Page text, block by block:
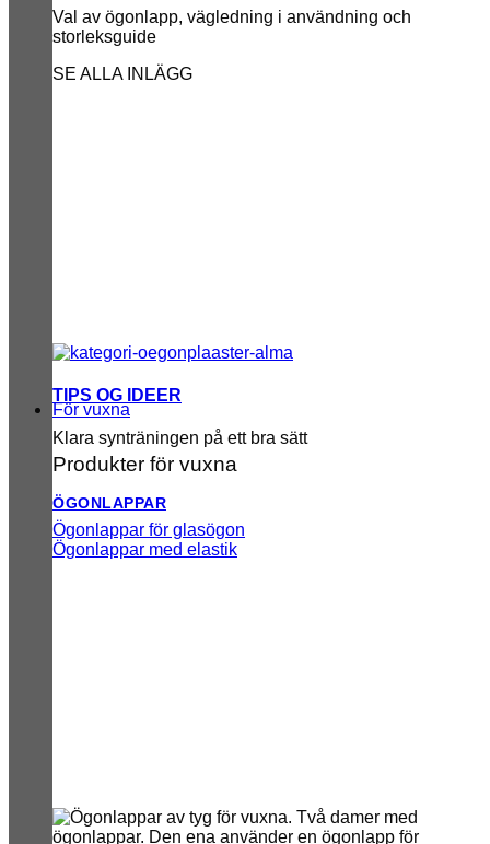
Val av ögonlapp, vägledning i användning och
storleksguide
SE ALLA INLÄGG
TIPS OG IDEER
Klara synträningen på ett bra sätt
För vuxna
Produkter för vuxna
ÖGONLAPPAR
Ögonlappar för glasögon
Ögonlappar med elastik